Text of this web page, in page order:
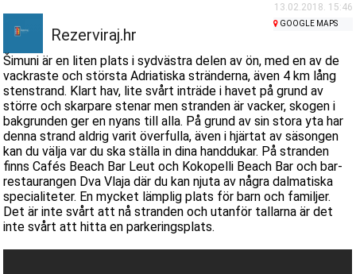
webcams
Möt Kroatien
museer
13.02.2018. 15:46
Rezerviraj.hr
GOOGLE MAPS
Šimuni är en liten plats i sydvästra delen av ön, med en av de
vackraste och största Adriatiska stränderna, även 4 km lång
stenstrand. Klart hav, lite svårt inträde i havet på grund av
större och skarpare stenar men stranden är vacker, skogen i
bakgrunden ger en nyans till alla. På grund av sin stora yta har
denna strand aldrig varit överfulla, även i hjärtat av säsongen
kan du välja var du ska ställa in dina handdukar. På stranden
finns Cafés Beach Bar Leut och Kokopelli Beach Bar och bar-
restaurangen Dva Vlaja där du kan njuta av några dalmatiska
specialiteter. En mycket lämplig plats för barn och familjer.
Det är inte svårt att nå stranden och utanför tallarna är det
inte svårt att hitta en parkeringsplats.